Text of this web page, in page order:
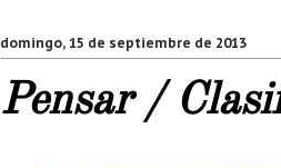
domingo, 15 de septiembre de 2013
Pensar /